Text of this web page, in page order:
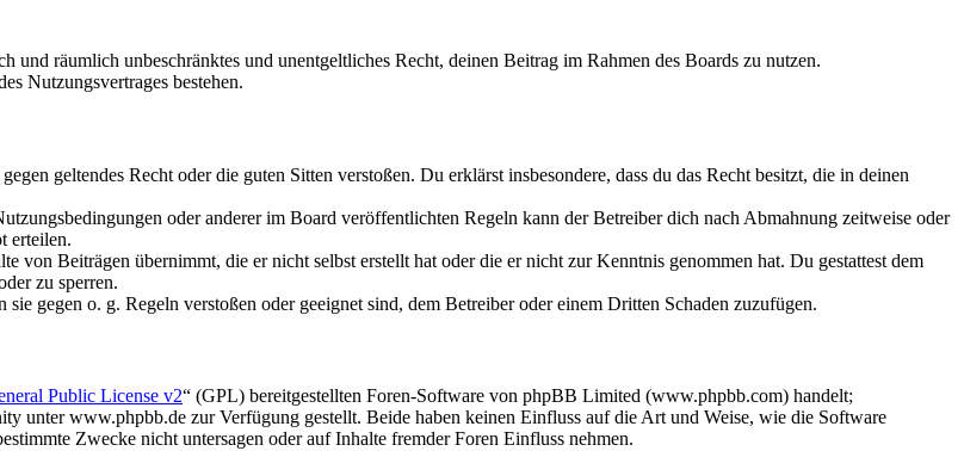
und räumlich unbeschränktes und unentgeltliches Recht, deinen Beitrag im Rahmen des Boards zu nutzen.
Nutzungsvertrages bestehen.
geltendes Recht oder die guten Sitten verstoßen. Du erklärst insbesondere, dass du das Recht besitzt, die in deinen
oder anderer im Board veröffentlichten Regeln kann der Betreiber dich nach Abmahnung zeitweise oder
erteilen.
von Beiträgen übernimmt, die er nicht selbst erstellt hat oder die er nicht zur Kenntnis genommen hat. Du gestattest dem
zu sperren.
gegen o. g. Regeln verstoßen oder geeignet sind, dem Betreiber oder einem Dritten Schaden zuzufügen.
Public License v2“ (GPL) bereitgestellten Foren-Software von phpBB Limited (www.phpbb.com) handelt;
unter www.phpbb.de zur Verfügung gestellt. Beide haben keinen Einfluss auf die Art und Weise, wie die Software
Zwecke nicht untersagen oder auf Inhalte fremder Foren Einfluss nehmen.